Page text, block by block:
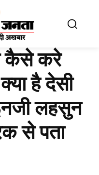
कैसे करे
है देसी
लहसुन
से पता